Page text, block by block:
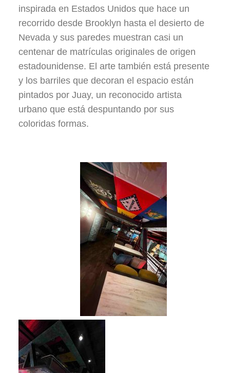
inspirada en Estados Unidos que hace un
recorrido desde Brooklyn hasta el desierto de
Nevada y sus paredes muestran casi un
centenar de matrículas originales de origen
estadounidense. El arte también está presente
y los barriles que decoran el espacio están
pintados por Juay, un reconocido artista
urbano que está despuntando por sus
coloridas formas.